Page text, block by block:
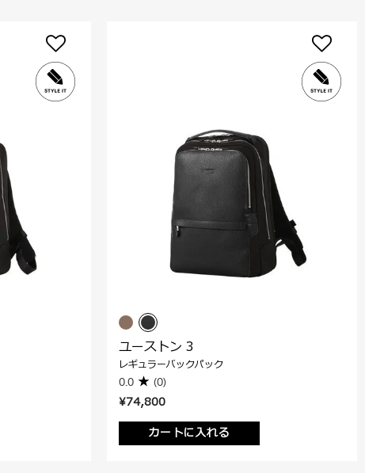
¥74,800
カートに入れる
ユーストン 3
レギュラーバックパック
0.0 (0)